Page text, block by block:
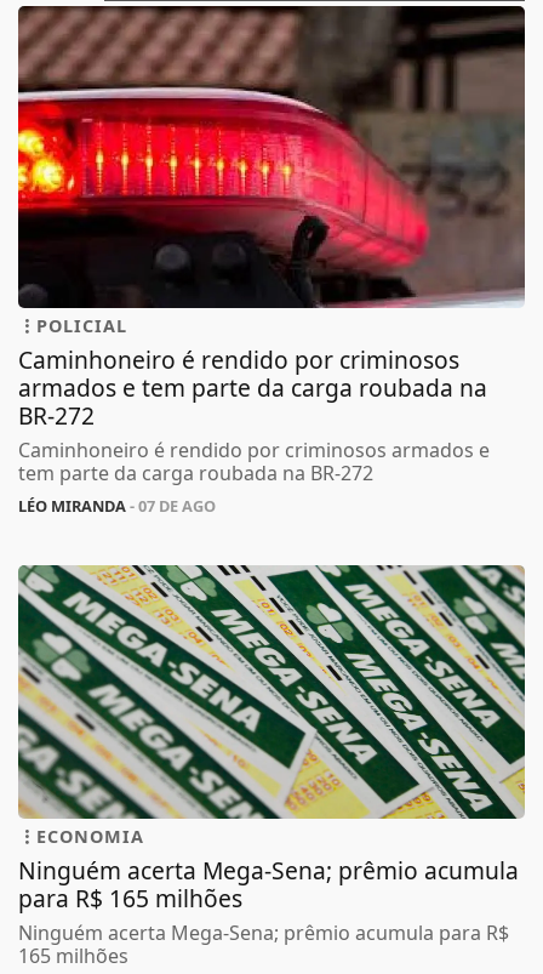
POLICIAL
Caminhoneiro é rendido por criminosos
armados e tem parte da carga roubada na
BR-272
Caminhoneiro é rendido por criminosos armados e
tem parte da carga roubada na BR-272
LÉO MIRANDA- 07 DE AGO
ECONOMIA
Ninguém acerta Mega-Sena; prêmio acumula
para R$ 165 milhões
Ninguém acerta Mega-Sena; prêmio acumula para R$
165 milhões